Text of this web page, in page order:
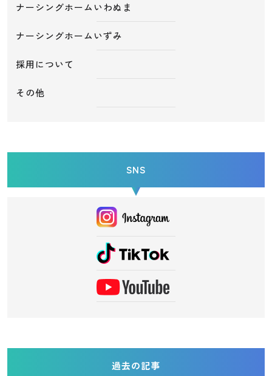
ナーシングホームいわぬま
ナーシングホームいずみ
採用について
その他
SNS
過去の記事